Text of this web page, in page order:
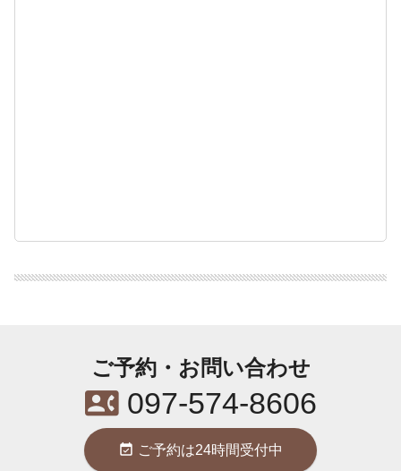
ご予約・お問い合わせ
contact_phone097-574-8606
event_available ご予約は24時間受付中